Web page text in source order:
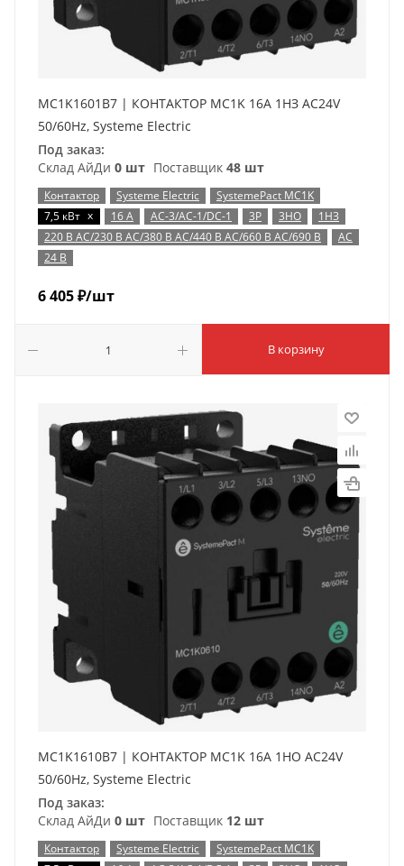
MC1K1601B7 | КОНТАКТОР MC1K 16A 1НЗ AC24V
50/60Hz, Systeme Electric
Под заказ:
Склад АйДи 0 шт Поставщик 48 шт
Контактор Systeme Electric
SystemePact MC1K
7,5 кВт x 16 А AC-3/AC-1/DC-1 3P 3НО
1НЗ
220 В AC/230 В AC/380 В AC/440 В AC/660 В AC/690 В
AC
24 В
6 405₽/шт
В корзину
MC1K1610B7 | КОНТАКТОР MC1K 16A 1НО AC24V
50/60Hz, Systeme Electric
Под заказ:
Склад АйДи 0 шт Поставщик 12 шт
Контактор Systeme Electric
SystemePact MC1K